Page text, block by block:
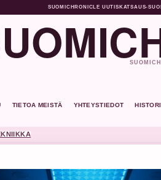
SUOMICHRONICLE UUTISKATSAUS•
TIETOA MEISTÄ YHTEYSTIEDOT